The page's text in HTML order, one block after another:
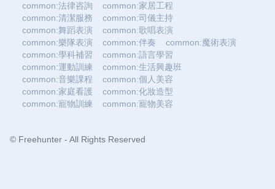
common:法律咨詢
common:家居工程
common:清潔服務
common:司儀主持
common:舞蹈表演
common:歌唱表演
common:樂隊表演
common:伴奏
common:魔術表演
common:學科補習
common:語言學習
common:運動訓練
common:生活興趣班
common:音樂課程
common:個人美容
common:家庭看護
common:化妝造型
common:寵物訓練
common:寵物美容
© Freehunter - All Rights Reserved